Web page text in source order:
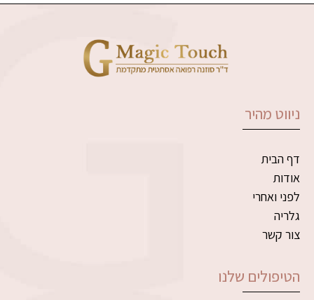
ניווט מהיר
דף הבית
אודות
לפני ואחרי
גלריה
צור קשר
הטיפולים שלנו